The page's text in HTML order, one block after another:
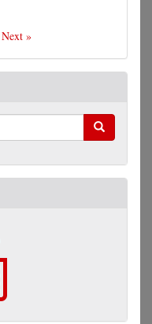
Next »